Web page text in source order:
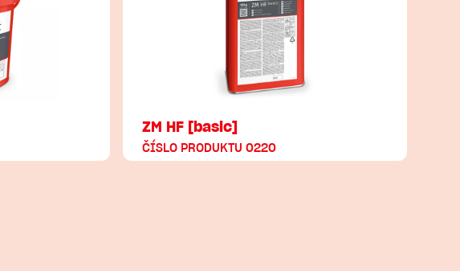
ZM HF [basic]
ČÍSLO PRODUKTU 0220